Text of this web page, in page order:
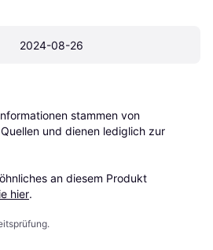
2024-08-26
stammen von
und dienen lediglich zur
an diesem Produkt
hier.